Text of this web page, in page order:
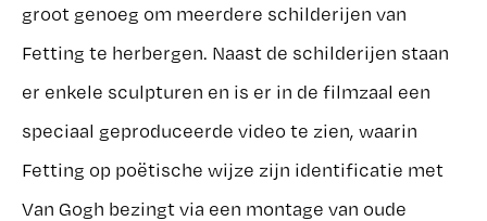
groot genoeg om meerdere schilderijen van
Fetting te herbergen. Naast de schilderijen staan
er enkele sculpturen en is er in de filmzaal een
speciaal geproduceerde video te zien, waarin
Fetting op poëtische wijze zijn identificatie met
Van Gogh bezingt via een montage van oude